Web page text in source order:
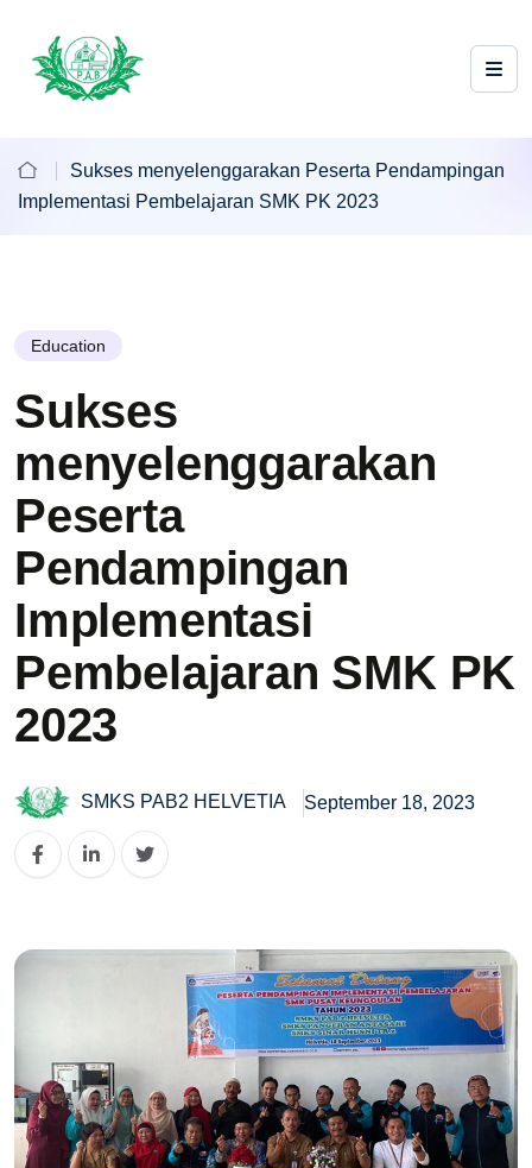
Sukses menyelenggarakan Peserta Pendampingan
Implementasi Pembelajaran SMK PK 2023
Education
Sukses
menyelenggarakan
Peserta
Pendampingan
Implementasi
Pembelajaran SMK PK
2023
SMKS PAB2 HELVETIA September 18, 2023